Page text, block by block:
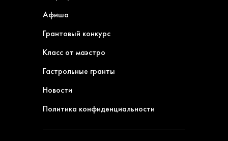
Афиша
Грантовый конкурс
Класс от маэстро
Гастрольные гранты
Новости
Политика конфиденциальности